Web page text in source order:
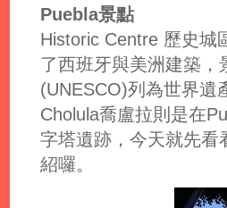
Puebla景點
Historic Centre 歷史城
了西班牙與美洲建築
(UNESCO)列為世界遺
Cholula喬盧拉則是在
字塔遺跡，今天就先看
紹囉。